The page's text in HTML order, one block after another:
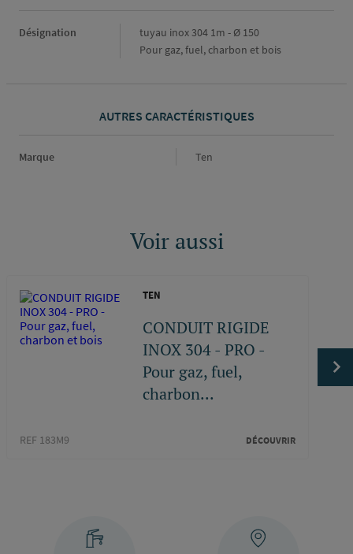
Caractéristiques
Désignation
tuyau inox 304 1m - Ø 150
Pour gaz, fuel, charbon et bois
AUTRES CARACTÉRISTIQUES
Marque Marque
Ten
Voir aussi
TEN
CONDUIT RIGIDE
INOX 304 - PRO -
Pour gaz, fuel,
charbon...
REF 183M9 DÉCOUVRIR